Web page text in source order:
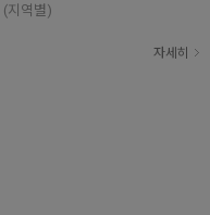
(지역별)
자세히